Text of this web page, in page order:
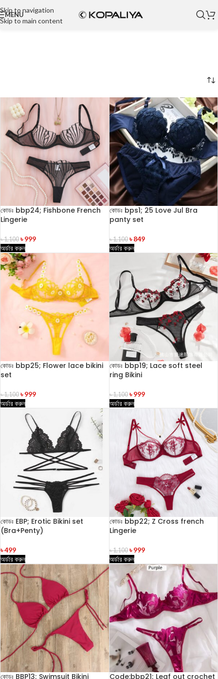
Skip to navigation
Skip to main content
MENU
কোডঃ bbp24; Fishbone French
Lingerie
৳1,100 ৳999
অর্ডার করুন
কোডঃ bps1; 25 Love Jul Bra
panty set
৳1,100 ৳849
অর্ডার করুন
কোডঃ bbp25; Flower lace bikini
set
৳1,100 ৳999
অর্ডার করুন
কোডঃ bbp19; Lace soft steel
ring Bikini
৳1,100 ৳999
অর্ডার করুন
কোডঃ EBP; Erotic Bikini set
(Bra+Penty)
৳499
অর্ডার করুন
কোডঃ bbp22; Z Cross french
Lingerie
৳1,100 ৳999
অর্ডার করুন
কোডঃ BBP13; Swimsuit Bikini
Code:bbp21; Leaf out crochet